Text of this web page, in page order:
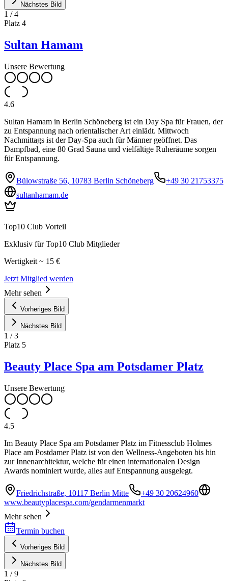
Nächstes Bild
1 /4
Platz 4
Sultan Hamam
Unsere Bewertung
4.6
Sultan Hamam in Berlin Schöneberg ist ein Day Spa für Frauen, der
zu Entspannung nach orientalischer Art einlädt. Mittwoch
Nachmittags ist der Day-Spa auch für Männer geöffnet. Das
Dampfbad, eine 80 Grad Sauna und vielfältige Ruheräume sorgen
für Entspannung.
Bülowstraße 56, 10783 Berlin Schöneberg
+49 30 21753375
sultanhamam.de
Top10 Club Vorteil
Exklusiv für Top10 Club Mitglieder
Wertigkeit ~ 15 €
Jetzt Mitglied werden
Mehr sehen
Vorheriges Bild
Nächstes Bild
1 /3
Platz 5
Beauty Place Spa am Potsdamer Platz
Unsere Bewertung
4.5
Im Beauty Place Spa am Potsdamer Platz im Fitnessclub Holmes
Place am Postdamer Platz ist von den Wellness-Angeboten bis hin
zur Innenarchitektur, welche für einen internationalen Design
Awards nominiert wurde, alles auf Entspannung ausgelegt.
Friedrichstraße, 10117 Berlin Mitte
+49 30 20624960
www.beautyplacespa.com/gendarmenmarkt
Mehr sehen
Termin buchen
Vorheriges Bild
Nächstes Bild
1 /9